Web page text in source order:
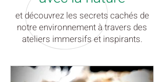
et découvrez les secrets cachés de
notre environnement à travers des
ateliers immersifs et inspirants.